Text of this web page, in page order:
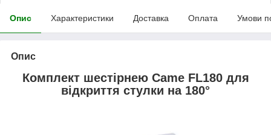
Опис Характеристики Доставка Оплата Умови
Опис
Комплект шестірнею Came FL180 для
відкриття стулки на 180°